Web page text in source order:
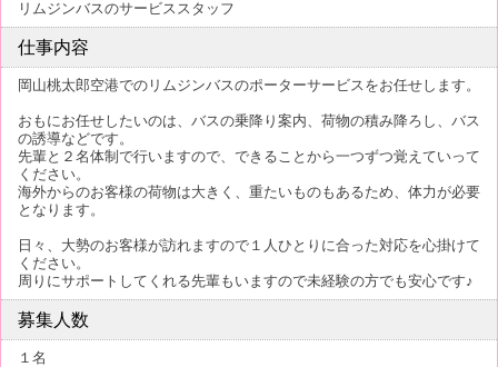
リムジンバスのサービススタッフ
仕事内容
岡山桃太郎空港でのリムジンバスのポーターサービスをお任せします。
おもにお任せしたいのは、バスの乗降り案内、荷物の積み降ろし、バス
の誘導などです。
先輩と２名体制で行いますので、できることから一つずつ覚えていって
ください。
海外からのお客様の荷物は大きく、重たいものもあるため、体力が必要
となります。
日々、大勢のお客様が訪れますので１人ひとりに合った対応を心掛けて
ください。
周りにサポートしてくれる先輩もいますので未経験の方でも安心です♪
募集人数
１名